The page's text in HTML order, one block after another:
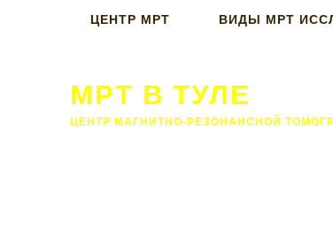
ЦЕНТР МРТ ВИДЫ МРТ
МРТ В ТУЛЕ
ЦЕНТР МАГНИТНО-РЕЗОНАНСНОЙ